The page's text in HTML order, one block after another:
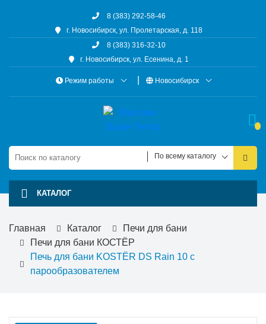
8 (383) 292-58-46
г. Новосибирск, ул. Пролетарская, д. 118
8 (383) 316-32-10
г. Новосибирск, ул. Есенина, д. 1
Режим работы Новосибирск
По всему каталогу
КАТАЛОГ
Главная Каталог
Печи для бани
Печи для бани КОСТЁР
Печь для бани KOSTЁR DS Rain 10 с
парообразователем